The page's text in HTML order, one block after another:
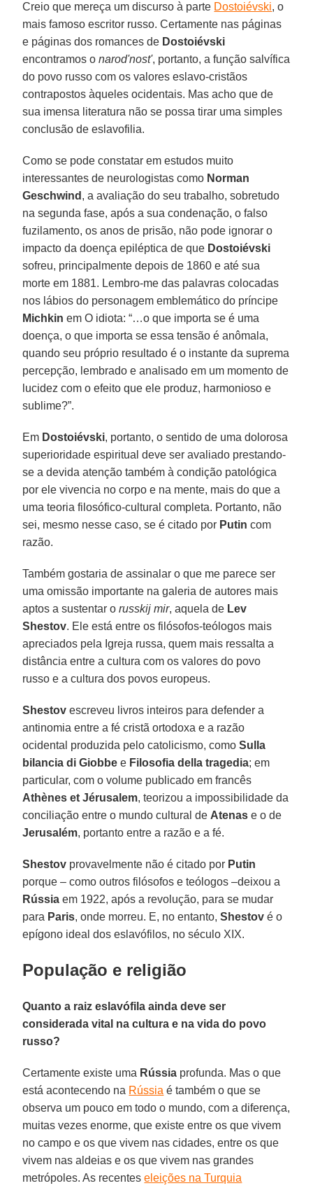
Creio que mereça um discurso à parte Dostoiévski, o
mais famoso escritor russo. Certamente nas páginas
e páginas dos romances de Dostoiévski
encontramos onarod'nost', portanto, a função salvífica
do povo russo com os valores eslavo-cristãos
contrapostos àqueles ocidentais. Mas acho que de
sua imensa literatura não se possa tirar uma simples
conclusão de eslavofilia.
Como se pode constatar em estudos muito
interessantes de neurologistas como Norman
Geschwind , a avaliação do seu trabalho, sobretudo
na segunda fase, após a sua condenação, o falso
fuzilamento, os anos de prisão, não pode ignorar o
impacto da doença epiléptica de que Dostoiévski
sofreu, principalmente depois de 1860 e até sua
morte em 1881. Lembro-me das palavras colocadas
nos lábios do personagem emblemático do príncipe
Michkin em O idiota: “…o que importa se é uma
doença, o que importa se essa tensão é anômala,
quando seu próprio resultado é o instante da suprema
percepção, lembrado e analisado em um momento de
lucidez com o efeito que ele produz, harmonioso e
sublime?”.
Em Dostoiévski, portanto, o sentido de uma dolorosa
superioridade espiritual deve ser avaliado prestando-
se a devida atenção também à condição patológica
por ele vivencia no corpo e na mente, mais do que a
uma teoria filosófico-cultural completa. Portanto, não
sei, mesmo nesse caso, se é citado por Putin com
razão.
Também gostaria de assinalar o que me parece ser
uma omissão importante na galeria de autores mais
aptos a sustentar orusskij mir, aquela de Lev
Shestov. Ele está entre os filósofos-teólogos mais
apreciados pela Igreja russa, quem mais ressalta a
distância entre a cultura com os valores do povo
russo e a cultura dos povos europeus.
Shestov escreveu livros inteiros para defender a
antinomia entre a fé cristã ortodoxa e a razão
ocidental produzida pelo catolicismo, comoSulla
bilancia di Giobbe e Filosofia della tragedia; em
particular, com o volume publicado em francês
Athènes et Jérusalem, teorizou a impossibilidade da
conciliação entre o mundo cultural de Atenas e o de
Jerusalém, portanto entre a razão e a fé.
Shestov provavelmente não é citado por Putin
porque – como outros filósofos e teólogos –deixou a
Rússia em 1922, após a revolução, para se mudar
para Paris, onde morreu. E, no entanto,Shestov é o
epígono ideal dos eslavófilos, no século XIX.
População e religião
Quanto a raiz eslavófila ainda deve ser
considerada vital na cultura e na vida do povo
russo?
Certamente existe uma Rússia profunda. Mas o que
está acontecendo na Rússia é também o que se
observa um pouco em todo o mundo, com a diferença,
muitas vezes enorme, que existe entre os que vivem
no campo e os que vivem nas cidades, entre os que
vivem nas aldeias e os que vivem nas grandes
metrópoles. As recenteseleições na Turquia